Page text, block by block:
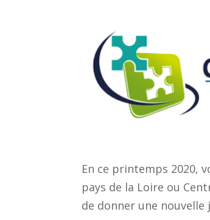
En ce printemps 2020,
pays de la Loire ou
de donner une